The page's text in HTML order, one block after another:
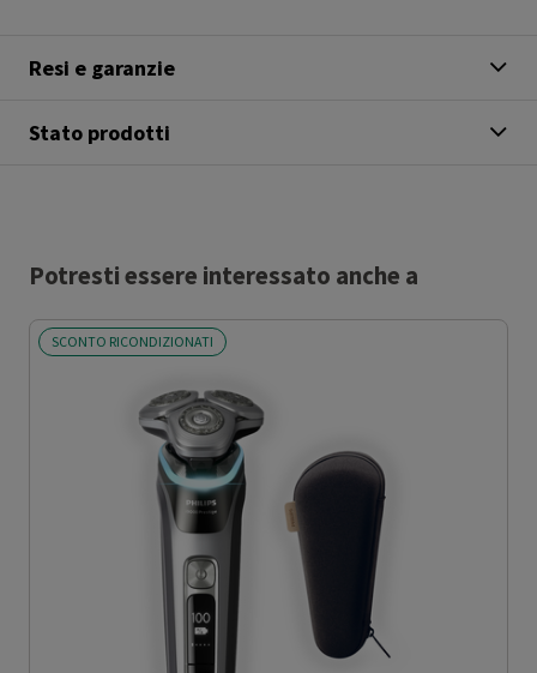
Resi e garanzie
Stato prodotti
Potresti essere interessato anche a
SCONTO RICONDIZIONATI